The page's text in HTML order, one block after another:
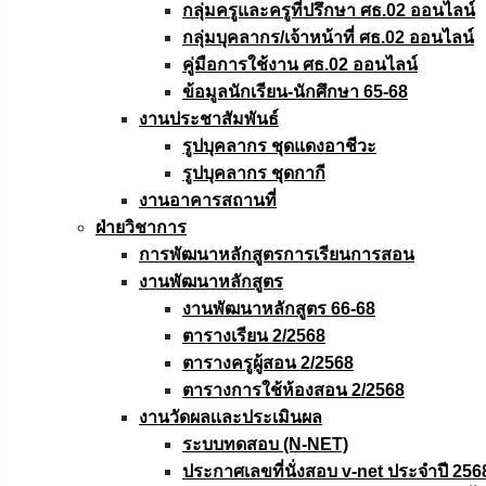
กลุ่มครูและครูที่ปรึกษา ศธ.02 ออนไลน์
กลุ่มบุคลากร/เจ้าหน้าที่ ศธ.02 ออนไลน์
คู่มือการใช้งาน ศธ.02 ออนไลน์
ข้อมูลนักเรียน-นักศึกษา 65-68
งานประชาสัมพันธ์
รูปบุคลากร ชุดแดงอาชีวะ
รูปบุคลากร ชุดกากี
งานอาคารสถานที่
ฝ่ายวิชาการ
การพัฒนาหลักสูตรการเรียนการสอน
งานพัฒนาหลักสูตร
งานพัฒนาหลักสูตร 66-68
ตารางเรียน 2/2568
ตารางครูผู้สอน 2/2568
ตารางการใช้ห้องสอน 2/2568
งานวัดผลเเละประเมินผล
ระบบทดสอบ (N-NET)
ประกาศเลขที่นั่งสอบ v-net ประจำปี